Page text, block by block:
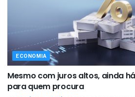
ECONOMIA
Mesmo com juros altos, ainda
para quem procura